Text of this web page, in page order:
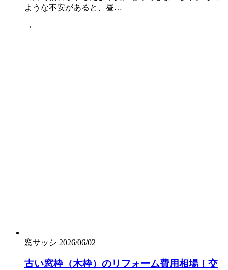
ような不安があると、昼…
→
窓サッシ 2026/06/02
古い窓枠（木枠）のリフォーム費用相場！交